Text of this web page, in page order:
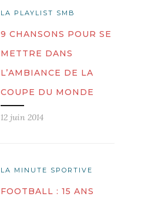
LA PLAYLIST SMB
9 CHANSONS POUR SE
METTRE DANS
L’AMBIANCE DE LA
COUPE DU MONDE
12 juin 2014
LA MINUTE SPORTIVE
FOOTBALL : 15 ANS